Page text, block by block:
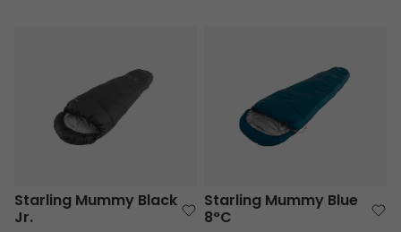
Starling Mummy Black
Jr.
Starling Mummy Blue
8°C